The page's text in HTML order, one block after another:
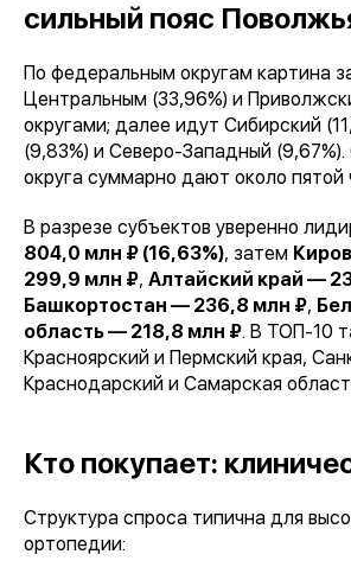
сильный пояс
По федеральным округам картина
Центральным (33,96%) и
округами; далее идут Сибирский
(9,83%) и Северо-Западный
округа суммарно дают около пятой
В разрезе субъектов уверенно
804,0 млн ₽ (16,63%), затем
299,9 млн ₽, Алтайский край —
Башкортостан — 236,8 млн ₽,
область — 218,8 млн ₽. В ТОП-10
Красноярский и Пермский края,
Краснодарский и Самарская
Кто покупает:
Структура спроса типична для
ортопедии: